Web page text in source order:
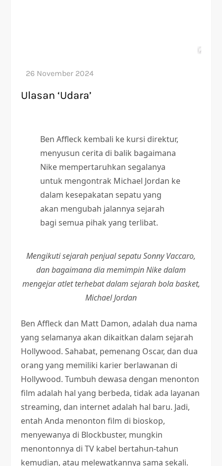
Ulasan ‘Udara’
Ben Affleck kembali ke kursi direktur,
menyusun cerita di balik bagaimana
Nike mempertaruhkan segalanya
untuk mengontrak Michael Jordan ke
dalam kesepakatan sepatu yang
akan mengubah jalannya sejarah
bagi semua pihak yang terlibat.
Mengikuti sejarah penjual sepatu Sonny Vaccaro,
dan bagaimana dia memimpin Nike dalam
mengejar atlet terhebat dalam sejarah bola basket,
Michael Jordan
Ben Affleck dan Matt Damon, adalah dua nama
yang selamanya akan dikaitkan dalam sejarah
Hollywood. Sahabat, pemenang Oscar, dan dua
orang yang memiliki karier berlawanan di
Hollywood. Tumbuh dewasa dengan menonton
film adalah hal yang berbeda, tidak ada layanan
streaming, dan internet adalah hal baru. Jadi,
entah Anda menonton film di bioskop,
menyewanya di Blockbuster, mungkin
menontonnya di TV kabel bertahun-tahun
kemudian, atau melewatkannya sama sekali.